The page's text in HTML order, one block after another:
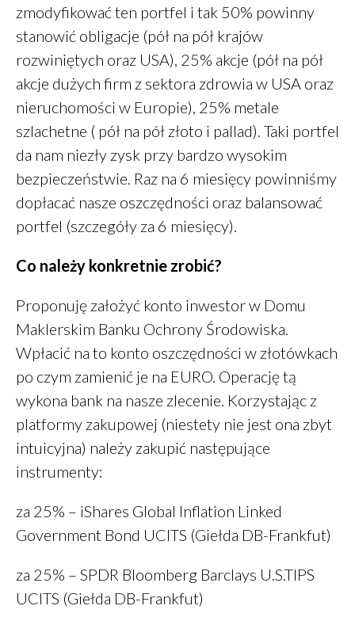
sierpień 2019
lipiec 2019
czerwiec 2019
maj 2019
marzec 2019
luty 2019
grudzień 2018
październik 2018
wrzesień 2018
sierpień 2018
maj 2018
Finanse
Żywienie
Zaloguj się
Kanał wpisów
WordPress.org
zmodyfikować ten portfel i tak 50% powinny
stanowić obligacje (pół na pół krajów
rozwiniętych oraz USA), 25% akcje (pół na pół
akcje dużych firm z sektora zdrowia w USA oraz
nieruchomości w Europie), 25% metale
szlachetne ( pół na pół złoto i pallad). Taki portfel
da nam niezły zysk przy bardzo wysokim
bezpieczeństwie. Raz na 6 miesięcy powinniśmy
dopłacać nasze oszczędności oraz balansować
portfel (szczegóły za 6 miesięcy).
Co należy konkretnie zrobić?
Proponuję założyć konto inwestor w Domu
Maklerskim Banku Ochrony Środowiska.
Wpłacić na to konto oszczędności w złotówkach
po czym zamienić je na EURO. Operację tą
wykona bank na nasze zlecenie. Korzystając z
platformy zakupowej (niestety nie jest ona zbyt
intuicyjna) należy zakupić następujące
instrumenty:
za 25% – iShares Global Inflation Linked
Government Bond UCITS (Giełda DB-Frankfut)
za 25% – SPDR Bloomberg Barclays U.S.TIPS
UCITS (Giełda DB-Frankfut)